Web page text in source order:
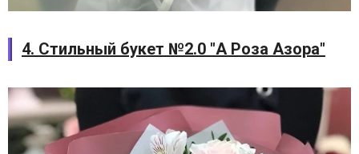
4. Стильный букет №2.0 "А Роза Азора"